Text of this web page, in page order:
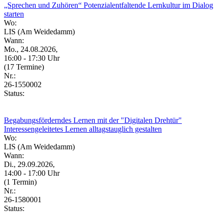
„Sprechen und Zuhören“ Potenzialentfaltende Lernkultur im Dialog
starten
Wo:
LIS (Am Weidedamm)
Wann:
Mo., 24.08.2026,
16:00 - 17:30 Uhr
(17 Termine)
Nr.:
26-1550002
Status:
Begabungsförderndes Lernen mit der "Digitalen Drehtür"
Interessengeleitetes Lernen alltagstauglich gestalten
Wo:
LIS (Am Weidedamm)
Wann:
Di., 29.09.2026,
14:00 - 17:00 Uhr
(1 Termin)
Nr.:
26-1580001
Status: